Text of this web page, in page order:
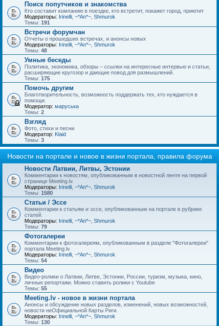
Поиск попутчиков и знакомства
Кто составит компанию в поездке, кто встретит, покажет город, приютит
Модераторы: Irinelli ~*An*~ Shmurok
Темы: 191
Встречи форумчан
Отчеты о прошедших встречах, и анонсы новых
Модераторы: Irinelli ~*An*~ Shmurok
Темы: 48
Умные беседы
Политика, экономика, обзоры – ссылки на интересные интервью и статьи,
расширяющие кругозор и дающие повод для размышлений.
Темы: 175
Помочь другим
Благотворительность, возможность поддержать тех, кто нуждается в
помощи.
Модератор: маруська
Темы: 2
Взгляд
Фото, стихи и песни
Модератор: Klaid
Темы: 3
Новости на портале и новое в жизни портала, правила форума
Новости Латвии, Литвы, Эстонии
Комментарии к новостям, опубликованным в новостной ленте на первой
странице Meeting.lv.
Модераторы: Irinelli ~*An*~ Shmurok
Темы: 1580
Статьи / Эссе
Комментарии к статьям и эссе, опубликованным на портале в рубрике
статей.
Модераторы: Irinelli ~*An*~ Shmurok
Темы: 79
Фотогалереи
Комментарии к фотогалереям, опубликованным в разделе "Фотогалереи"
портала Meeting.lv.
Модераторы: Irinelli ~*An*~ Shmurok
Темы: 54
Видео
Видео-ролики о Латвии, Литве, Эстонии, России, туризм, музыка, кино,
личные репортажи. Можно ставить ролики с Youtube
Темы: 55
Meeting.lv - новое в жизни портала
Анонсы и обсуждение новых разделов, изменений, новых возможностей,
новости неОфициальной Карты Риги.
Модераторы: Irinelli ~*An*~ Shmurok
Темы: 130